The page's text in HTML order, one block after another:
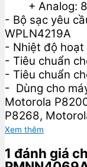
+ Analog:
- Bộ sạc yêu
WPLN4219A
- Nhiệt độ hoạt
- Tiêu chuẩn
- Tiêu chuẩn
- Dùng cho
Motorola
P8268,
Xem thêm
1 đánh giá